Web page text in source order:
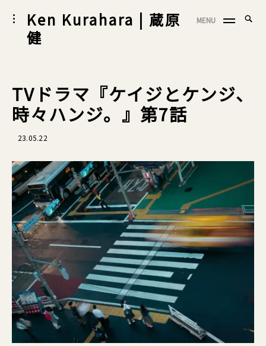
Skip
to
content
Ken Kurahara | 蔵原
健
toggle
open/close
sidebar
MENU
TVドラマ『ケイジとケンジ、
時々ハンジ。』第7話
23.05.22